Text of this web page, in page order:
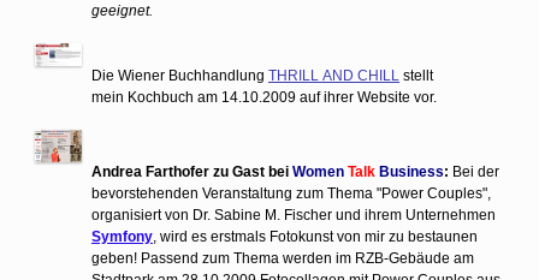
geeignet.
Die Wiener Buchhandlung THRILL AND CHILL stellt
mein Kochbuch am 14.10.2009 auf ihrer Website vor.
Andrea Farthofer zu Gast bei Women Talk Business: Bei der
bevorstehenden Veranstaltung zum Thema "Power Couples",
organisiert von Dr. Sabine M. Fischer und ihrem Unternehmen
Symfony, wird es erstmals Fotokunst von mir zu bestaunen
geben! Passend zum Thema werden im RZB-Gebäude am